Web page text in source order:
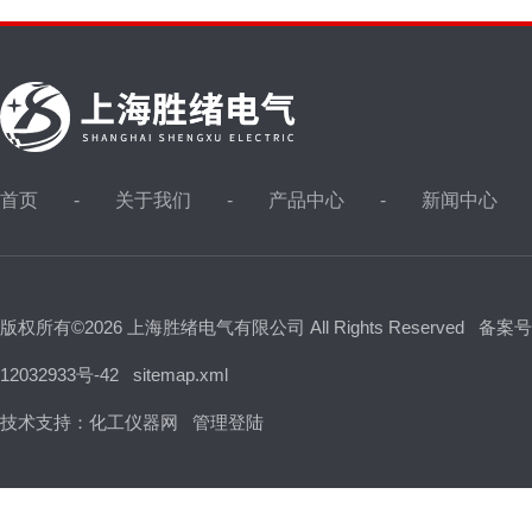
首页 关于我们 产品中心 新闻中心
版权所有©2026 上海胜绪电气有限公司 All Rights Reserved 备案
12032933号-42 sitemap.xml
技术支持： 化工仪器网 管理登陆